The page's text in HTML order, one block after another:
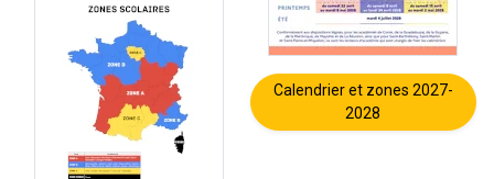
Calendrier et zones 2027-
2028